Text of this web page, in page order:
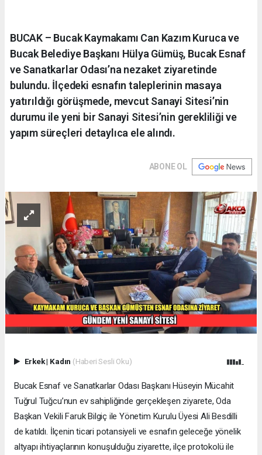
BUCAK – Bucak Kaymakamı Can Kazım Kuruca ve
Bucak Belediye Başkanı Hülya Gümüş, Bucak Esnaf
ve Sanatkarlar Odası’na nezaket ziyaretinde
bulundu. İlçedeki esnafın taleplerinin masaya
yatırıldığı görüşmede, mevcut Sanayi Sitesi’nin
durumu ile yeni bir Sanayi Sitesi’nin gerekliliği ve
yapım süreçleri detaylıca ele alındı.
ABONE OL
Erkek| Kadın (Haberi Sesli Oku)
Bucak Esnaf ve Sanatkarlar Odası Başkanı Hüseyin Mücahit
Tuğrul Tuğcu’nun ev sahipliğinde gerçekleşen ziyarete, Oda
Başkan Vekili Faruk Bilgiç ile Yönetim Kurulu Üyesi Ali Besdilli
de katıldı. İlçenin ticari potansiyeli ve esnafın geleceğe yönelik
altyapı ihtiyaçlarının konuşulduğu ziyarette, ilçe protokolü ile